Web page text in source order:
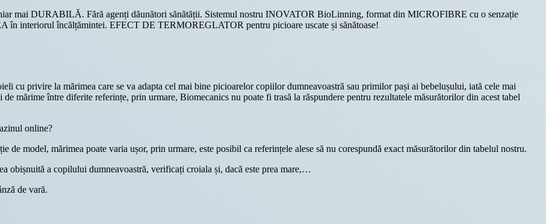
DURABILĂ. Fără agenți dăunători sănătății. Sistemul nostru INOVATOR BioLinning, format din MICROFIBRE cu o senzație
în interiorul încălțămintei. EFECT DE TERMOREGLATOR pentru picioare uscate și sănătoase!
cu privire la mărimea care se va adapta cel mai bine picioarelor copiilor dumneavoastră sau primilor pași ai bebelușului, iată cele mai
mărime între diferite referințe, prin urmare, Biomecanics nu poate fi trasă la răspundere pentru rezultatele măsurătorilor din acest tabel
online?
de model, mărimea poate varia ușor, prin urmare, este posibil ca referințele alese să nu corespundă exact măsurătorilor din tabelul nostru.
obișnuită a copilului dumneavoastră, verificați croiala și, dacă este prea mare,…
de vară.